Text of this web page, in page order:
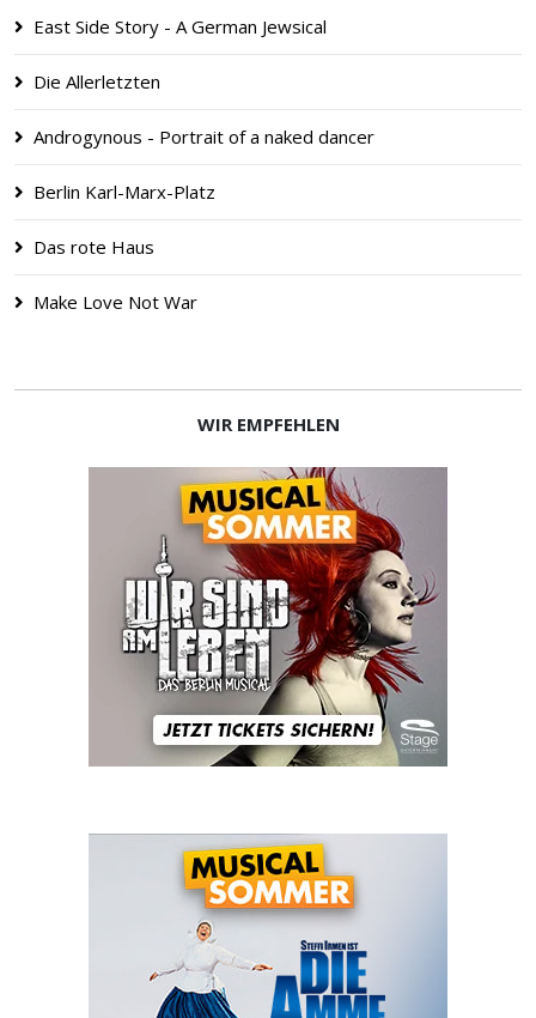
East Side Story - A German Jewsical
Die Allerletzten
Androgynous - Portrait of a naked dancer
Berlin Karl-Marx-Platz
Das rote Haus
Make Love Not War
WIR EMPFEHLEN